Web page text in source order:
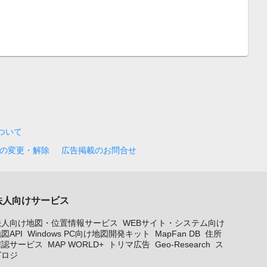
いて
変更・解除 広告掲載のお問合せ
人向けサービス
向け地図・位置情報サービス
WEBサイト・システム向け
API Windows PC向け地図開発キット MapFan DB 住所
サービス
MAP WORLD+ トリマ広告 Geo-Research
ス
ジ